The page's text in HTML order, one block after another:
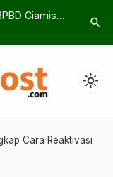
Bagi Debt
Bupati
Publik
search
light_mode
Cara Reaktivasi